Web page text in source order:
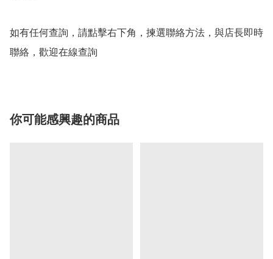
如有任何查詢，請點擊右下角，揀選聯絡方法，與店長即時
聯絡，歡迎在線查詢
你可能感興趣的商品